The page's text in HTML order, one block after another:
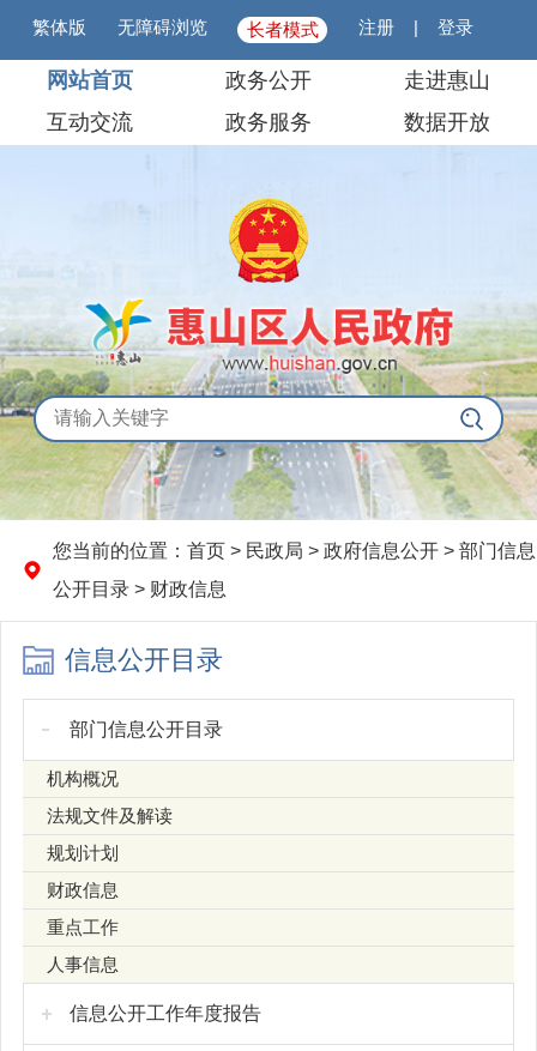
繁体版 无障碍浏览 长者模式 注册 |登录
网站首页 政务公开
走进惠山
互动交流
政务服务 数据开放
您当前的位置： 首页 > 民政局 > 政府信息公开 > 部门信息
公开目录 > 财政信息
信息公开目录
部门信息公开目录
机构概况
法规文件及解读
规划计划
财政信息
重点工作
人事信息
信息公开工作年度报告